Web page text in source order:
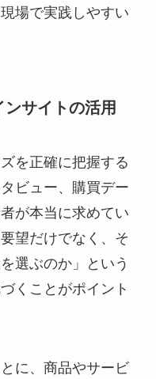
場で実践しやすい
サイトの活用
を正確に把握する
ビュー、購買デー
が本当に求めてい
望だけでなく、そ
選ぶのか」という
くことがポイント
に、商品やサービ